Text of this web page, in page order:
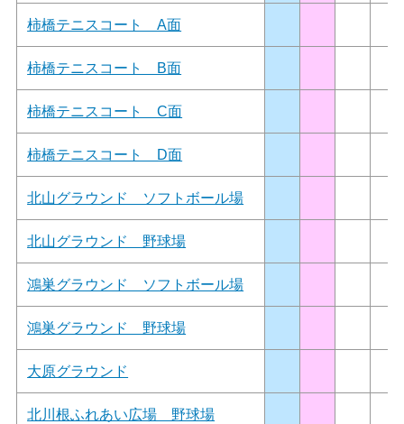
柿橋テニスコート A面
柿橋テニスコート B面
柿橋テニスコート C面
柿橋テニスコート D面
北山グラウンド ソフトボール場
北山グラウンド 野球場
鴻巣グラウンド ソフトボール場
鴻巣グラウンド 野球場
大原グラウンド
北川根ふれあい広場 野球場